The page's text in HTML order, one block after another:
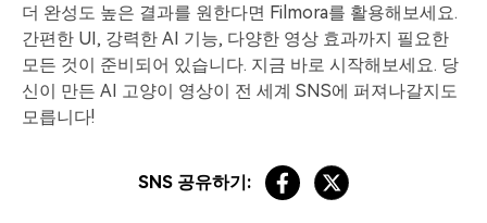
더 완성도 높은 결과를 원한다면 Filmora를 활용해보세요.
간편한 UI, 강력한 AI 기능, 다양한 영상 효과까지 필요한
모든 것이 준비되어 있습니다. 지금 바로 시작해보세요. 당
신이 만든 AI 고양이 영상이 전 세계 SNS에 퍼져나갈지도
모릅니다!
SNS 공유하기: